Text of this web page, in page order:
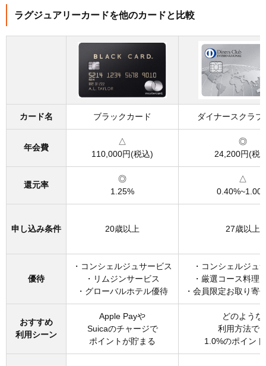
ラグジュアリーカードを他のカードと比較
カード名 ブラックカード ダイナースクラブ
年会費
△
110,000円(税込)
◎
24,200円(税
還元率
◎
1.25%
△
申し込み条件 20歳以上 27歳以上
優待
・コンシェルジュサービス
・リムジンサービス
・グローバルホテル優待
・コンシェルジュ
・厳選コース料理
・会員限定お取り寄
おすすめ
利用シーン
Apple Payや
Suicaのチャージで
ポイントが貯まる
どのような
利用方法で
1.0%のポイン